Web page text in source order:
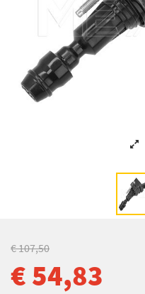
€ 107,50
€ 54,83